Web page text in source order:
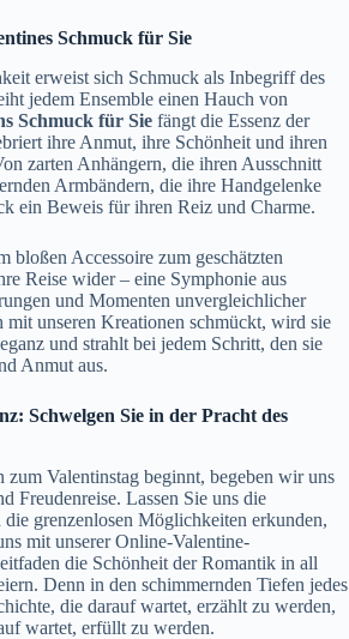
Schmuck für Sie
erweist sich Schmuck als Inbegriff des
jedem Ensemble einen Hauch von
Schmuck für Sie fängt die Essenz der
ihre Anmut, ihre Schönheit und ihren
zarten Anhängern, die ihren Ausschnitt
Armbändern, die ihre Handgelenke
ein Beweis für ihren Reiz und Charme.
bloßen Accessoire zum geschätzten
Reise wider – eine Symphonie aus
und Momenten unvergleichlicher
mit unseren Kreationen schmückt, wird sie
und strahlt bei jedem Schritt, den sie
Anmut aus.
Schwelgen Sie in der Pracht des
Valentinstag beginnt, begeben wir uns
Freudenreise. Lassen Sie uns die
grenzenlosen Möglichkeiten erkunden,
mit unserer Online-Valentine-
die Schönheit der Romantik in all
Denn in den schimmernden Tiefen jedes
die darauf wartet, erzählt zu werden,
wartet, erfüllt zu werden.